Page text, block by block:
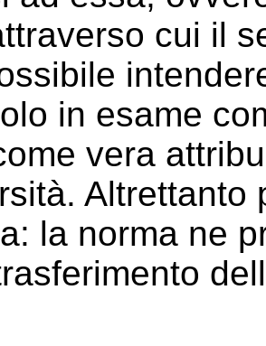
cui il
in esame
vera
la norma ne